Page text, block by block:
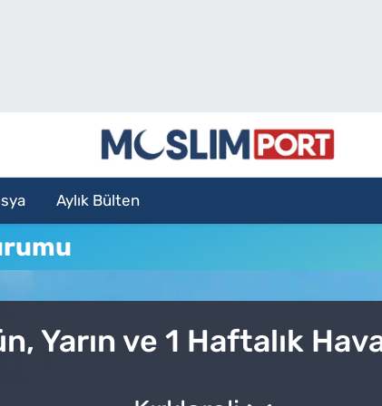
Aylık Bülten
Yarın ve 1 Haftalık